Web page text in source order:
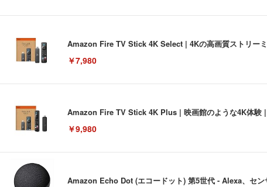
Amazon Fire TV Stick 4K Select | 4Kの高画質ストリー
￥7,980
Amazon Fire TV Stick 4K Plus | 映画館のような4K体験
￥9,980
Amazon Echo Dot (エコードット) 第5世代 - Alexa、セ